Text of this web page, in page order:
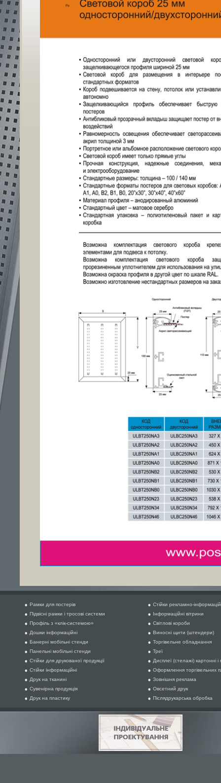
Рамки для постерів
Підвісні рамки і тросові системи
Профіль з «клік-системою»
Дошки інформаційні
Банерні мобільні стенди
Панельні мобільні стенди
Стійки для друкованої продукції
Стійки інформаційні
Друк на тканині
Сувенірна продукція
Друк на пластику
Стійки рекламно-
Інформаційні вітрини
Світлові короби
Виносні щити (штендери)
Торгівельне обладнання
Треї
Дисплеї (стелажі) картонні і
Оформлення торгівельних
Зовнішня реклама
Овсетний друк
Післядрукарська обробка